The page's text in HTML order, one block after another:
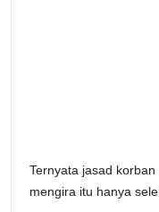
Ternyata jasad
mengira itu hanya